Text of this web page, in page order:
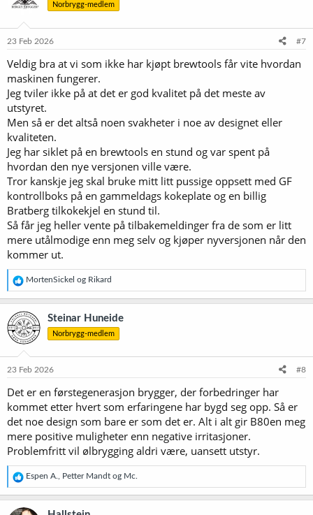
Norbrygg-medlem
23 Feb 2026 #7
Veldig bra at vi som ikke har kjøpt brewtools får vite hvordan
maskinen fungerer.
Jeg tviler ikke på at det er god kvalitet på det meste av
utstyret.
Men så er det altså noen svakheter i noe av designet eller
kvaliteten.
Jeg har siklet på en brewtools en stund og var spent på
hvordan den nye versjonen ville være.
Tror kanskje jeg skal bruke mitt litt pussige oppsett med GF
kontrollboks på en gammeldags kokeplate og en billig
Bratberg tilkokekjel en stund til.
Så får jeg heller vente på tilbakemeldinger fra de som er litt
mere utålmodige enn meg selv og kjøper nyversjonen når den
kommer ut.
R
e
a
k
s
j
o
e
MortenSickel og Rikard
Steinar Huneide
Norbrygg-medlem
23 Feb 2026 #8
Det er en førstegenerasjon brygger, der forbedringer har
kommet etter hvert som erfaringene har bygd seg opp. Så er
det noe design som bare er som det er. Alt i alt gir B80en meg
mere positive muligheter enn negative irritasjoner.
Problemfritt vil ølbrygging aldri være, uansett utstyr.
R
e
a
k
Espen A. Petter Mandt og Mc.